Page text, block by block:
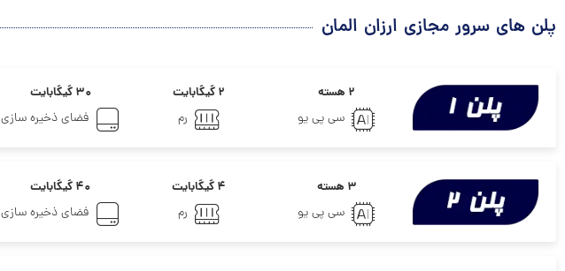
پلن های سرور مجازی ارزان المان
۲ هسته
سی پی یو
۲ گیگابایت
رم
۳۰ گیگابایت
فضای ذخیره سازی
۳ هسته
سی پی یو
۴ گیگابایت
رم
۴۰ گیگابایت
فضای ذخیره سازی